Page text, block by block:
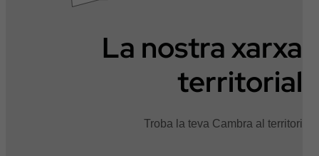
La nostra xarxa
territorial
Troba la teva Cambra al territori